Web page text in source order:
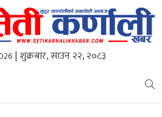
| शुक्रबार, साउन २२, २०८३